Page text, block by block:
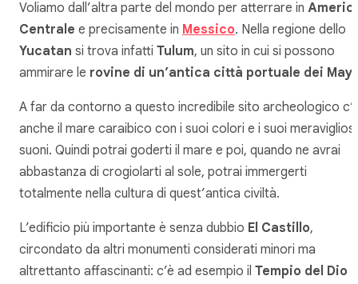
Voliamo dall’altra parte del mondo per atterrare in
Centrale e precisamente in Messico. Nella regione dello
Yucatan si trova infatti Tulum, un sito in cui si possono
ammirare le rovine di un’antica città portuale dei
A far da contorno a questo incredibile sito archeologico
anche il mare caraibico con i suoi colori e i suoi meravigliosi
suoni. Quindi potrai goderti il mare e poi, quando ne avrai
abbastanza di crogiolarti al sole, potrai immergerti
totalmente nella cultura di quest’antica civiltà.
L’edificio più importante è senza dubbio El Castillo,
circondato da altri monumenti considerati minori ma
altrettanto affascinanti: c’è ad esempio il Tempio del Dio